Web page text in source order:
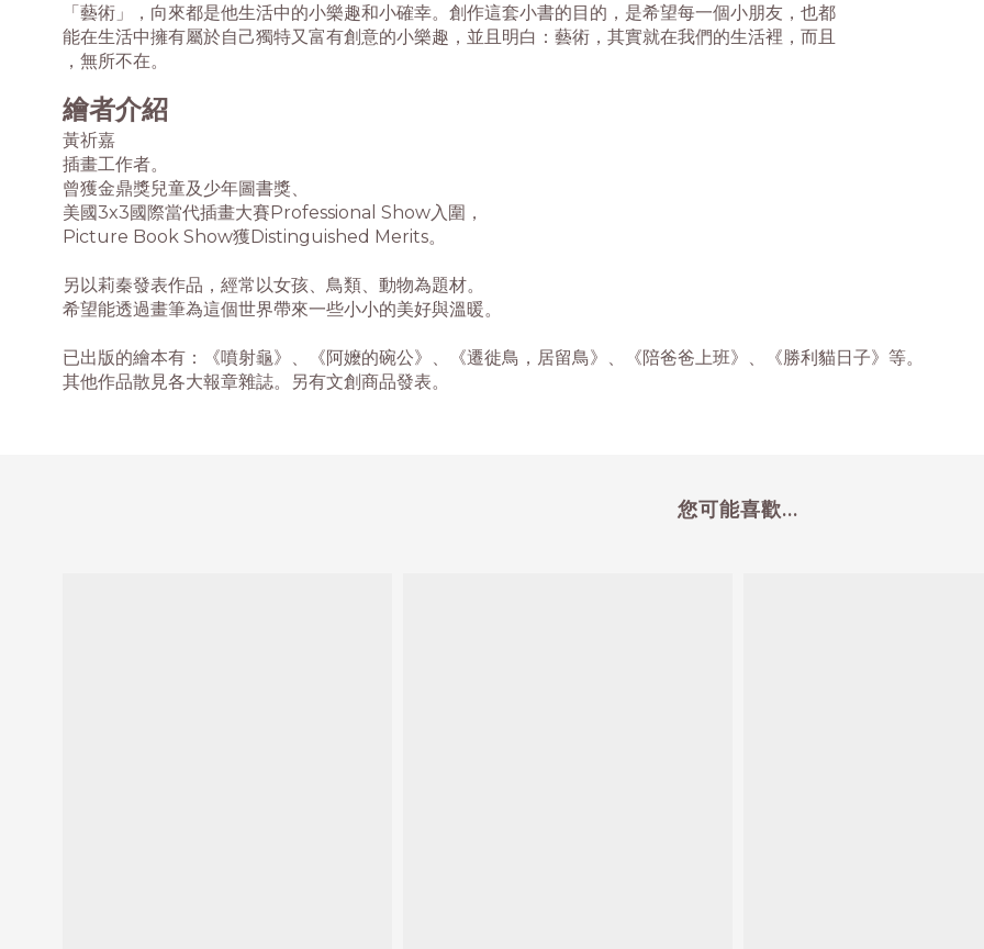
「藝術」，向來都是他生活中的小樂趣和小確幸。創作這套小書的目的，是希望每一個小朋友，也都
能在生活中擁有屬於自己獨特又富有創意的小樂趣，並且明白：藝術，其實就在我們的生活裡，而且
，無所不在。
繪者介紹
黃祈嘉
插畫工作者。
曾獲金鼎獎兒童及少年圖書獎、
美國3x3國際當代插畫大賽Professional Show入圍，
Picture Book Show獲Distinguished Merits。
另以莉秦發表作品，經常以女孩、鳥類、動物為題材。
希望能透過畫筆為這個世界帶來一些小小的美好與溫暖。
已出版的繪本有：《噴射龜》、《阿嬤的碗公》、《遷徙鳥，居留鳥》、《陪爸爸上班》、《勝利貓日子》等。
其他作品散見各大報章雜誌。另有文創商品發表。
您可能喜歡...